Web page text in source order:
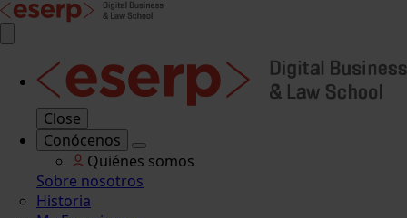
Close
Conócenos
Quiénes somos
Sobre nosotros
Historia